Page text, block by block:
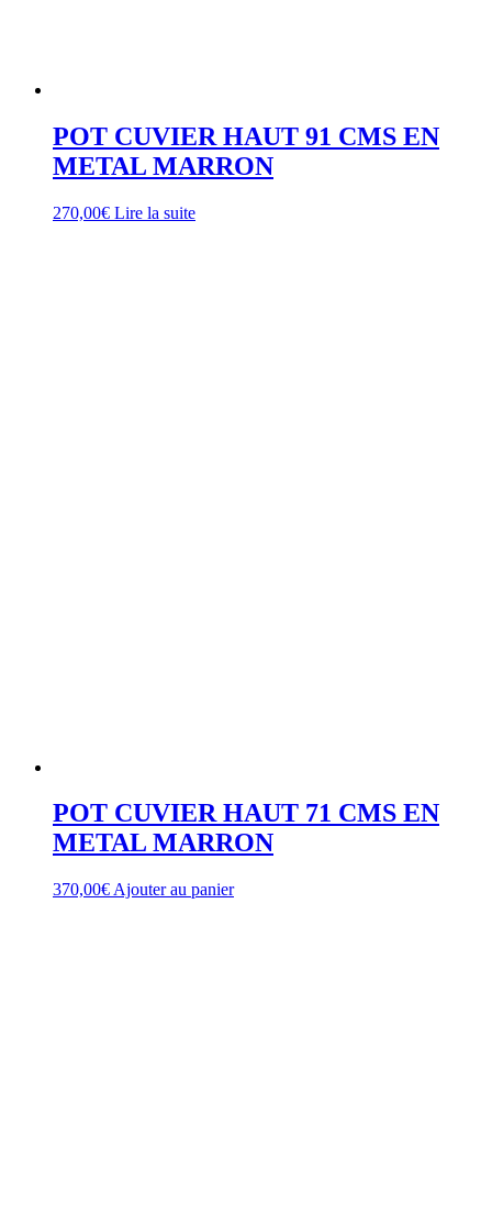
POT CUVIER HAUT 91 CMS EN
METAL MARRON
270,00€ Lire la suite
POT CUVIER HAUT 71 CMS EN
METAL MARRON
370,00€ Ajouter au panier